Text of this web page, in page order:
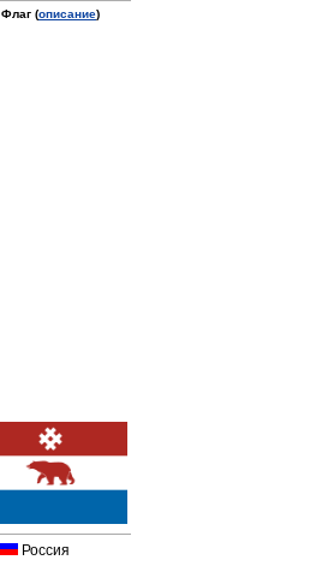
Флаг (описание)
Россия